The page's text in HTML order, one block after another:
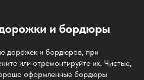
и бордюры
дорожек и бордюров, при
или отремонтируйте их. Чистые,
оформленные бордюры